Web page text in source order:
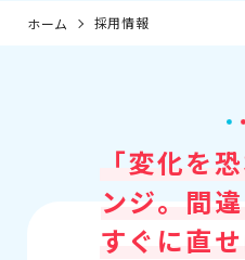
ホーム 採用情報
「変化を
ンジ。 間
すぐに直せ